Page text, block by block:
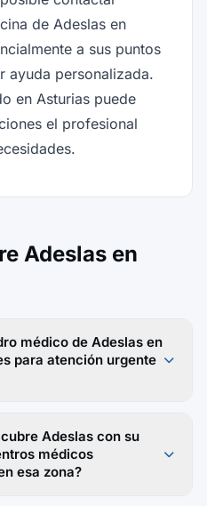
de Adeslas en
a sus puntos
ayuda personalizada.
en Asturias puede
el profesional
Adeslas en
médico de Adeslas en
para atención urgente
Adeslas con su
médicos
esa zona?